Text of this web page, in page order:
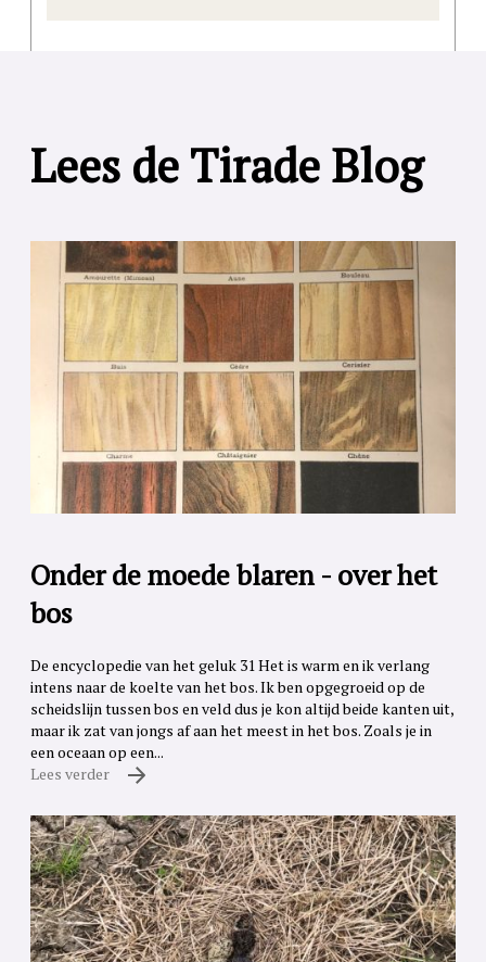
Lees de Tirade Blog
Onder de moede blaren - over het
bos
De encyclopedie van het geluk 31 Het is warm en ik verlang
intens naar de koelte van het bos. Ik ben opgegroeid op de
scheidslijn tussen bos en veld dus je kon altijd beide kanten uit,
maar ik zat van jongs af aan het meest in het bos. Zoals je in
een oceaan op een...
Lees verder